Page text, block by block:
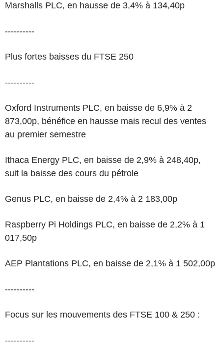
Marshalls PLC, en hausse de 3,4% à 134,40p
----------
Plus fortes baisses du FTSE 250
----------
Oxford Instruments PLC, en baisse de 6,9% à 2
873,00p, bénéfice en hausse mais recul des ventes
au premier semestre
Ithaca Energy PLC, en baisse de 2,9% à 248,40p,
suit la baisse des cours du pétrole
Genus PLC, en baisse de 2,4% à 2 183,00p
Raspberry Pi Holdings PLC, en baisse de 2,2% à 1
017,50p
AEP Plantations PLC, en baisse de 2,1% à 1 502,00p
----------
Focus sur les mouvements des FTSE 100 & 250 :
----------